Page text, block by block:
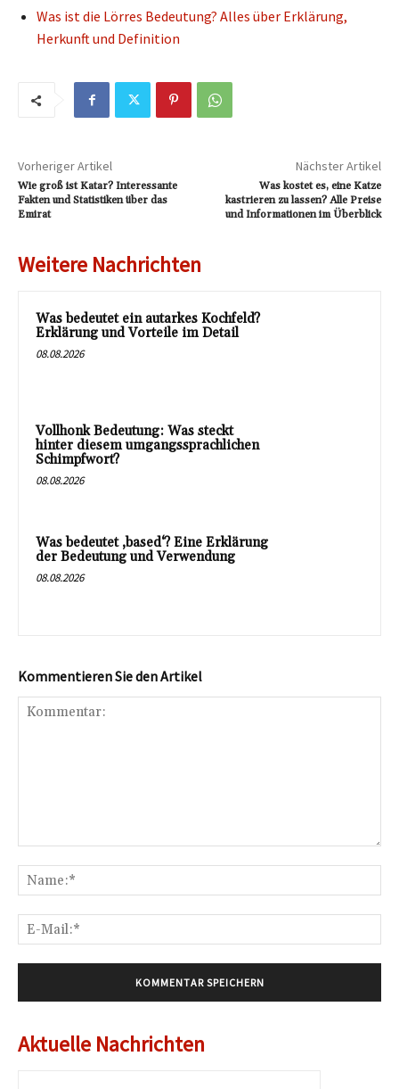
Was ist die Lörres Bedeutung? Alles über Erklärung,
Herkunft und Definition
Vorheriger Artikel
Wie groß ist Katar? Interessante
Fakten und Statistiken über das
Emirat
Nächster Artikel
Was kostet es, eine Katze
kastrieren zu lassen? Alle Preise
und Informationen im Überblick
Weitere Nachrichten
Was bedeutet ein autarkes Kochfeld?
Erklärung und Vorteile im Detail
08.08.2026
Vollhonk Bedeutung: Was steckt
hinter diesem umgangssprachlichen
Schimpfwort?
08.08.2026
Was bedeutet ‚based‘? Eine Erklärung
der Bedeutung und Verwendung
08.08.2026
Kommentieren Sie den Artikel
Aktuelle Nachrichten